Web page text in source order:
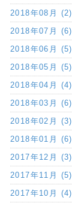
2018年08月 (2)
2018年07月 (6)
2018年06月 (5)
2018年05月 (5)
2018年04月 (4)
2018年03月 (6)
2018年02月 (3)
2018年01月 (6)
2017年12月 (3)
2017年11月 (5)
2017年10月 (4)